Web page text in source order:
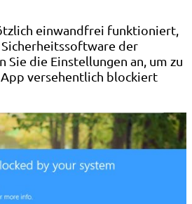
einwandfrei funktioniert,
Sicherheitssoftware der
Sie die Einstellungen an, um zu
versehentlich blockiert